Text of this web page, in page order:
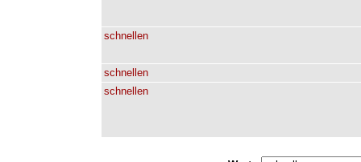
schnellen
schnellen
schnellen